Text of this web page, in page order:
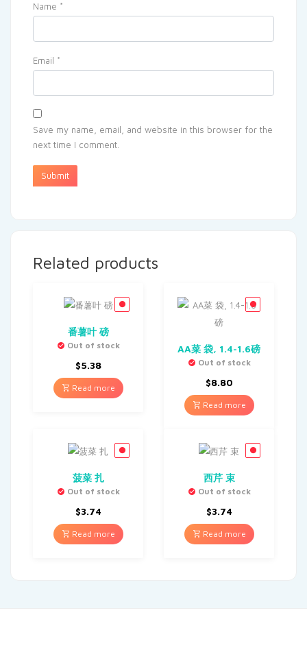
Name *
Email *
Save my name, email, and website in this browser for the
next time I comment.
Related products
番薯叶 磅
Out of stock
$5.38
Read more
AA菜 袋, 1.4-1.6磅
Out of stock
$8.80
Read more
菠菜 扎
Out of stock
$3.74
Read more
西芹 束
Out of stock
$3.74
Read more